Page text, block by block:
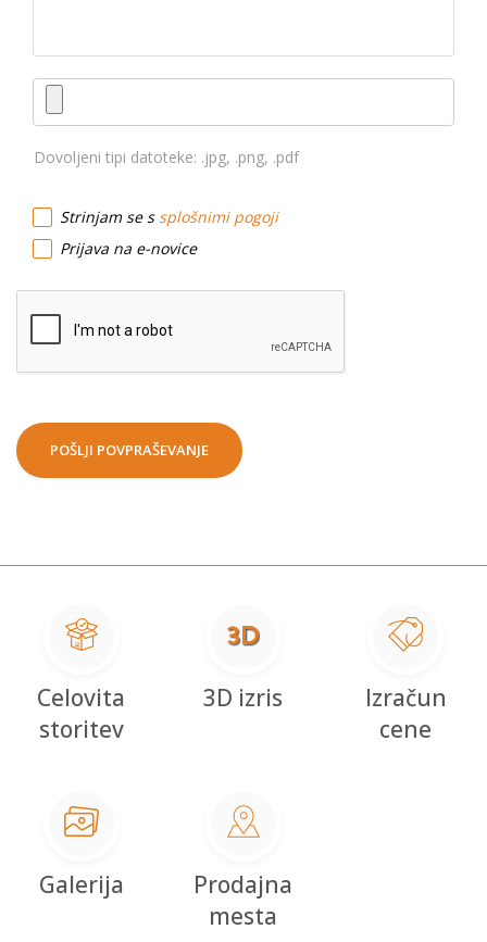
Dovoljeni tipi datoteke: .jpg, .png, .pdf
Strinjam se s splošnimi pogoji
Prijava na e-novice
POŠLJI POVPRAŠEVANJE
Celovita
storitev
3D izris
Izračun
cene
Galerija
Prodajna
mesta